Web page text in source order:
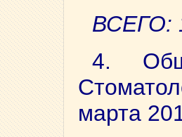
ВСЕГО:
4.
марта